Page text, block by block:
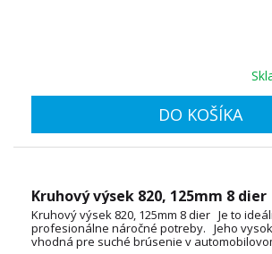
DO KOŠÍKA
Kruhový výsek 820, 125mm 8 dier
Kruhový výsek 820, 125mm 8 dier Je to
profesionálne náročné potreby. Jeho
vhodná pre suché brúsenie v